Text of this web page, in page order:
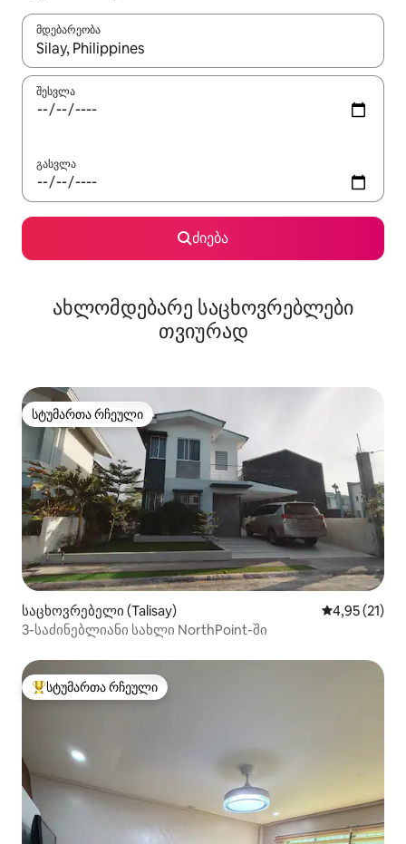
მდებარეობა
როცა შედეგები ხელმისაწვდომი გახდება, ნავიგაციისთვის
შესვლა
გასვლა
ძიება
ახლომდებარე საცხოვრებლები
თვიურად
სტუმართა რჩეული
სტუმართა რჩეული
საცხოვრებელი (Talisay) საშუალო
4,95 (21)
3-საძინებლიანი სახლი NorthPoint-ში
სტუმართა რჩეული მოწინავე ვარიანტი
სტუმართა რჩეული